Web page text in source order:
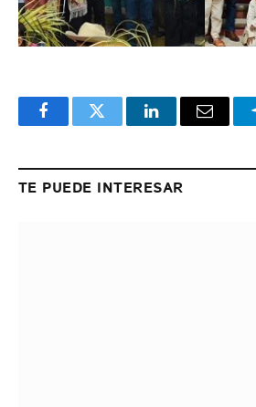
FacebookTwitter LinkedInEmail
TE PUEDE INTERESAR